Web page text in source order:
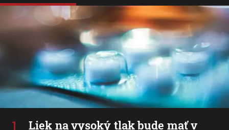
Liek na vysoký tlak bude mať v